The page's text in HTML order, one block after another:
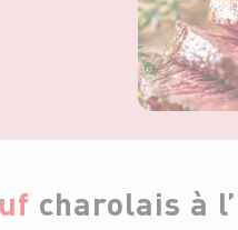
charolais à